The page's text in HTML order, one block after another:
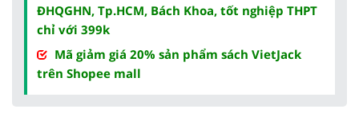
ĐHQGHN, Tp.HCM, Bách Khoa, tốt nghiệp THPT
chỉ với 399k
Mã giảm giá 20% sản phẩm sách VietJack
trên Shopee mall